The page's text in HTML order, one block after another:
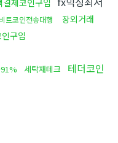
결제코인구입
비트코인전송대행 장외거래
구입
세탁재테크
테더코인